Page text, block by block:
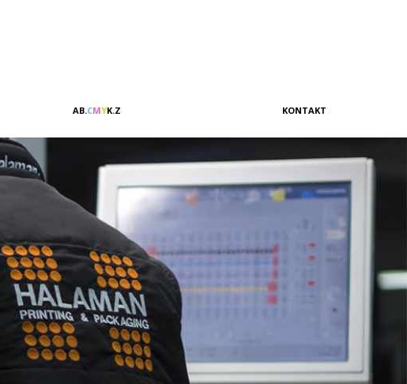
AB.CMYK.Z KONTAKT
Vertrieb & Marketing
Kundenbeziehungen
Buchhaltung
Management